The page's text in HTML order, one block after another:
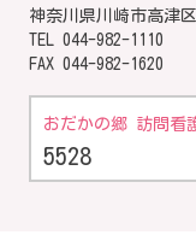
神奈川県川崎市高津
TEL 044-982-1110
FAX 044-982-1620
おだかの郷 訪問看
5528